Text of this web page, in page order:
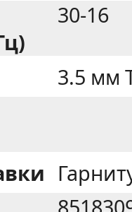
30-16
3.5 мм